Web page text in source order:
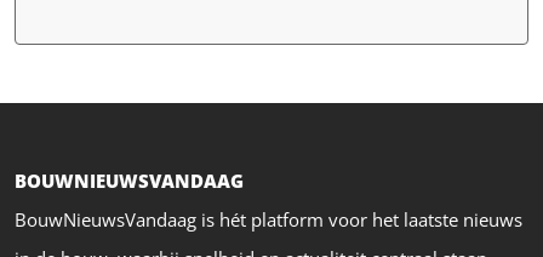
BOUWNIEUWSVANDAAG
BouwNieuwsVandaag is hét platform voor het laatste nieuws